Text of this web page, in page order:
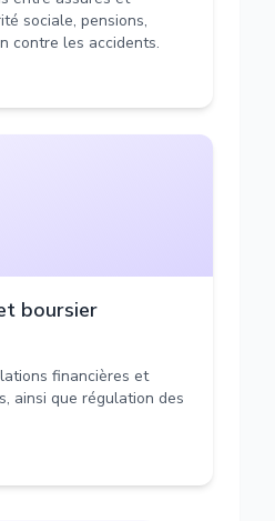
sociale, pensions,
contre les accidents.
boursier
financières et
ainsi que régulation des